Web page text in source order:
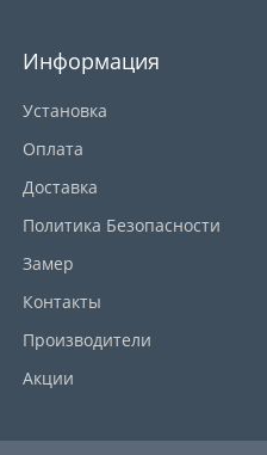
Информация
Установка
Оплата
Доставка
Политика Безопасности
Замер
Контакты
Производители
Акции